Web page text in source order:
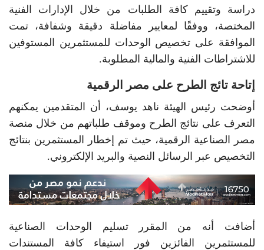
دراسة وتقييم كافة الطلبات من خلال الإدارات الفنية
المختصة، ووفقًا لمعايير مفاضلة دقيقة وشفافة، تمت
الموافقة على تخصيص الوحدات للمستثمرين المستوفين
للاشتراطات الفنية والمالية المطلوبة.
إتاحة تائج الطرح على مصر الرقمية
أوضحت رئيس الهيئة ناهد يوسف، أن المتقدمين يمكنهم
التعرف على نتائج الطرح وموقف طلباتهم من خلال منصة
مصر الصناعية الرقمية، حيث تم إخطار المستثمرين بنتائج
التخصيص عبر الرسائل النصية والبريد الإلكتروني.
أضافت أنه من المقرر تسليم الوحدات الصناعية
للمستثمرين الفائزين فور استيفاء كافة المستندات